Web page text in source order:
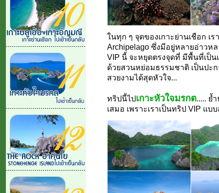
ในทุก ๆ จุดของเกาะย่านเชือก เ
Archipelago ซึ่งมีอยู่หลายอ่าวห
VIP นี้ จะหยุดตรงจุดที่ มีพื้นที่เป็น
ด้วยสวนหย่อมธรรมชาติ เป็นปะ
สวยงามได้สุดหัวใจ...
ทริปนี้ไปเกาะหัวใจมรกต..... ย้
เสมอ เพราะเราเป็นทริป VIP แบ